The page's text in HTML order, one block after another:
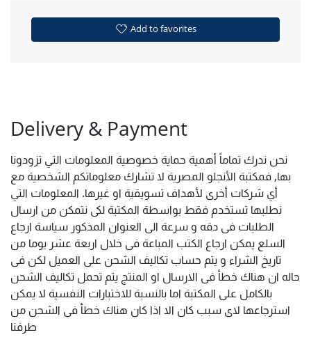
Add to favorites
Delivery & Payment
نحن ندرك تماماً أهمية حماية خصوصية المعلومات التي تزودونا
بها, فمكتبة الأنجلو المصرية لا تشارك معلوماتكم الشخصية مع
أي شركات أخرى لأهداف تسويقية او غيرها. المعلومات التي
نطلبها تستخدم فقط بواسطة المكتبة لكى نتمكن من ارسال
الطلبات فى دقه و سرعة الى العنوان المذكور سياسة ارجاع
السلع يمكن ارجاع الكتب المباعة فى خلال اربعة عشر يوما من
تاريخ الشراء و يتم حساب تكاليف الشحن على العميل لكن فى
حاله ان هناك خطأ فى الارسال او المنتج يتم تحمل تكاليف الشحن
بالكامل على المكتبة اما بالنسبة للاختبارات النفسية لا يمكن
استرجاعها لاى سبب كان الا اذا كان هناك خطأ فى الشحن من
طرفنا